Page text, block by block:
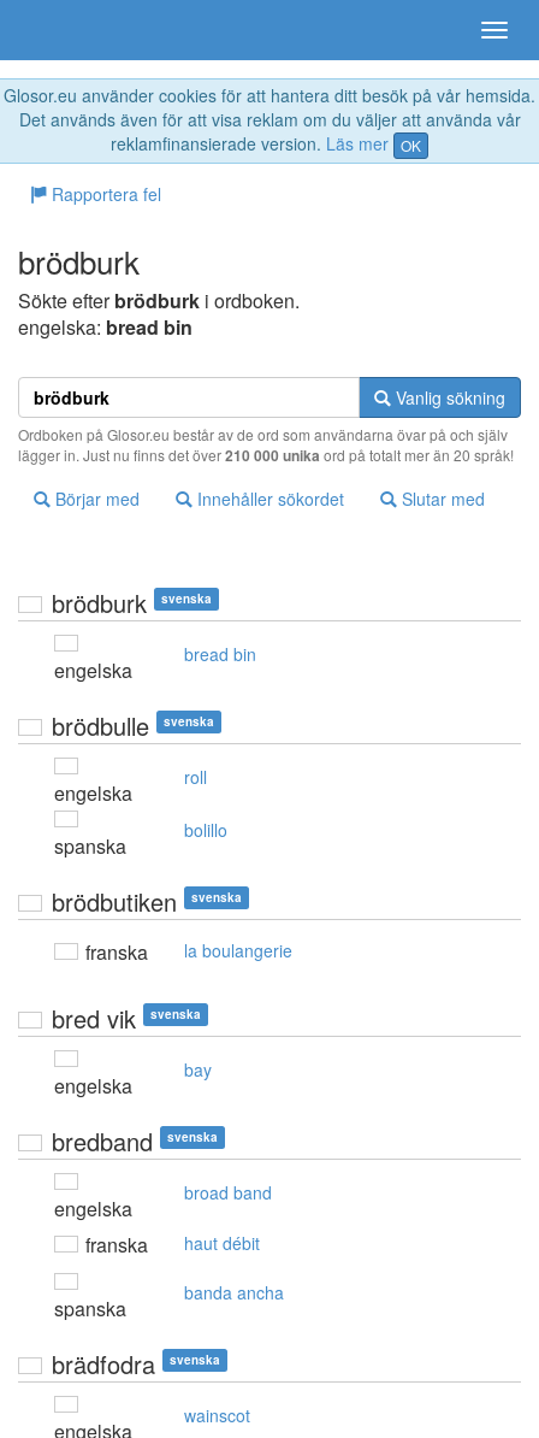
Glosor.eu använder cookies för att hantera ditt besök på vår hemsida.
Det används även för att visa reklam om du väljer att använda vår
reklamfinansierade version. Läs mer OK
Rapportera fel
brödburk
Sökte efterbrödburk i ordboken.
engelska: bread bin
Vanlig sökning
Ordboken på Glosor.eu består av de ord som användarna övar på och själv
lägger in. Just nu finns det över210 000 unika ord på totalt mer än 20 språk!
Börjar med Innehåller sökordet Slutar med
brödburk svenska
engelska
bread bin
brödbulle svenska
engelska
roll
spanska
bolillo
brödbutiken svenska
franska la boulangerie
bred vik svenska
engelska
bay
bredband svenska
engelska
broad band
franska haut débit
spanska
banda ancha
brädfodra svenska
engelska
wainscot